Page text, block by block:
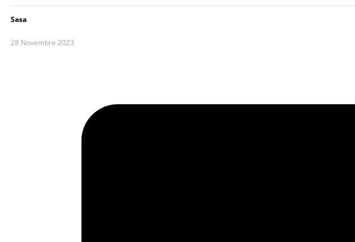
Sasa
28 Novembre 2023